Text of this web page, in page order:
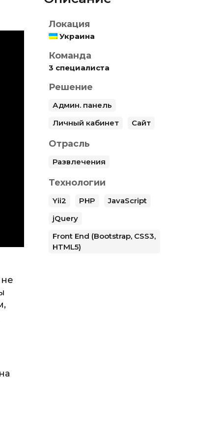
Локация
Украина
Команда
3 специалиста
Решение
Админ. панель
Личный кабинет
Сайт
Отрасль
Развлечения
Технологии
Yii2 PHP
JavaScript
jQuery
Front End (Bootstrap, CSS3,
HTML5)